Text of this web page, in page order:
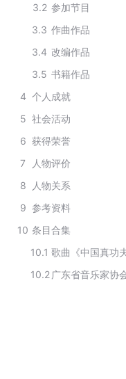
3.2 参加节目
3.3 作曲作品
3.4 改编作品
3.5 书籍作品
4 个人成就
5 社会活动
6 获得荣誉
7
人物评价
8
人物关系
9 参考资料
10 条目合集
10.1
10.2